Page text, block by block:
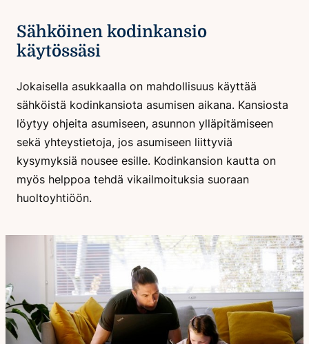
Sähköinen kodinkansio
käytössäsi
Jokaisella asukkaalla on mahdollisuus käyttää
sähköistä kodinkansiota asumisen aikana. Kansiosta
löytyy ohjeita asumiseen, asunnon ylläpitämiseen
sekä yhteystietoja, jos asumiseen liittyviä
kysymyksiä nousee esille. Kodinkansion kautta on
myös helppoa tehdä vikailmoituksia suoraan
huoltoyhtiöön.